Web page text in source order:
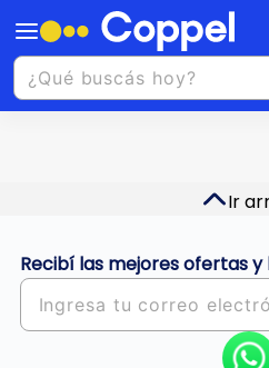
Ir
Recibí las mejores ofertas